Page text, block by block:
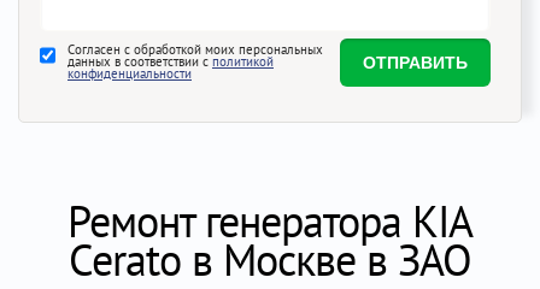
Согласен с обработкой моих персональных
данных в соответствии с политикой
конфиденциальности
Ремонт генератора KIA
Cerato в Москве в ЗАО